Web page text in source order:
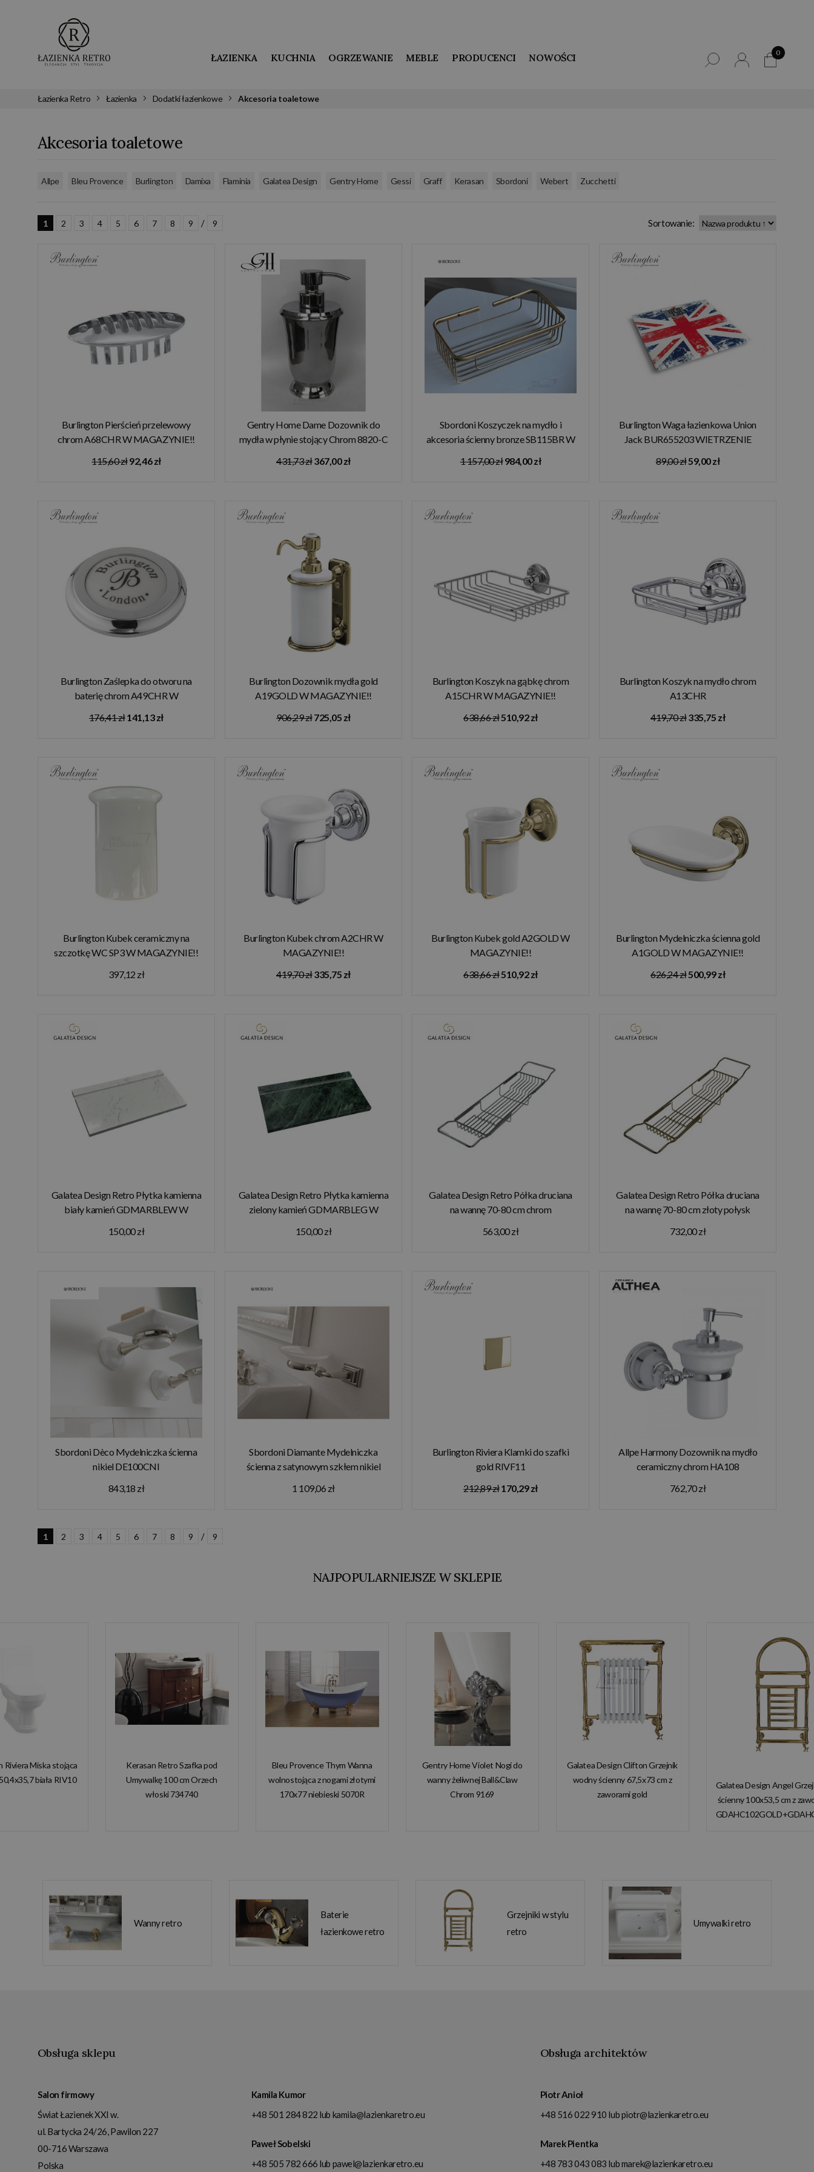
ŁAZIENKA KUCHNIA OGRZEWANIE MEBLE PRODUCENCI NOWOŚCI 0
Łazienka Retro Łazienka Dodatki łazienkowe Akcesoria toaletowe
Akcesoria toaletowe
Allpe Bleu Provence Burlington Damixa Flaminia Galatea Design Gentry Home Gessi Graff Kerasan Sbordoni Webert Zucchetti
1 2 3 4 5 6 7 8 9 / 9 Sortowanie:
Burlington Pierścień przelewowy
chrom A68CHR W MAGAZYNIE!!
115,60 zł92,46 zł
Gentry Home Dame Dozownik do
mydła w płynie stojący Chrom 8820-C
431,73 zł367,00 zł
Sbordoni Koszyczek na mydło i
akcesoria ścienny bronze SB115BR W
1 157,00 zł984,00 zł
Burlington Waga łazienkowa Union
Jack BUR655203 WIETRZENIE
89,00 zł59,00 zł
Burlington Zaślepka do otworu na
baterię chrom A49CHR W
176,41 zł141,13 zł
Burlington Dozownik mydła gold
A19GOLD W MAGAZYNIE!!
906,29 zł725,05 zł
Burlington Koszyk na gąbkę chrom
A15CHR W MAGAZYNIE!!
638,66 zł510,92 zł
Burlington Koszyk na mydło chrom
A13CHR
419,70 zł335,75 zł
Burlington Kubek ceramiczny na
szczotkę WC SP3 W MAGAZYNIE!!
397,12 zł
Burlington Kubek chrom A2CHR W
MAGAZYNIE!!
419,70 zł335,75 zł
Burlington Kubek gold A2GOLD W
MAGAZYNIE!!
638,66 zł510,92 zł
Burlington Mydelniczka ścienna gold
A1GOLD W MAGAZYNIE!!
626,24 zł500,99 zł
Galatea Design Retro Płytka kamienna
biały kamień GDMARBLEW W
150,00 zł
Galatea Design Retro Płytka kamienna
zielony kamień GDMARBLEG W
150,00 zł
Galatea Design Retro Półka druciana
na wannę 70-80 cm chrom
563,00 zł
Galatea Design Retro Półka druciana
na wannę 70-80 cm złoty połysk
732,00 zł
Sbordoni Dèco Mydelniczka ścienna
nikiel DE100CNI
843,18 zł
Sbordoni Diamante Mydelniczka
ścienna z satynowym szkłem nikiel
1 109,06 zł
Burlington Riviera Klamki do szafki
gold RIVF11
212,89 zł170,29 zł
Allpe Harmony Dozownik na mydło
ceramiczny chrom HA108
762,70 zł
1 2 3 4 5 6 7 8 9 / 9
NAJPOPULARNIEJSZE W SKLEPIE
Riviera Miska stojąca
biała RIV10
Kerasan Retro Szafka pod
Umywalkę 100 cm Orzech
włoski 734740
Bleu Provence Thym Wanna
wolnostojąca z nogami złotymi
170x77 niebieski 5070R
Gentry Home Violet Nogi do
wanny żeliwnej Ball&Claw
Chrom 9169
Galatea Design Clifton Grzejnik
wodny ścienny 67,5x73 cm z
zaworami gold
Galatea Design Angel
ścienny 100x53,5 cm z
Wanny retro
Baterie
łazienkowe retro
Grzejniki w stylu
retro
Umywalki retro
Obsługa sklepu
Salon firmowy
Świat Łazienek XXI w.
ul. Bartycka 24/26, Pawilon 227
00-716Warszawa
Polska
Kamila Kumor
+48 501 284 822 lub kamila@lazienkaretro.eu
Paweł Sobelski
+48 505 782 666 lub pawel@lazienkaretro.eu
Obsługa architektów
Piotr Anioł
+48 516 022 910 lubpiotr@lazienkaretro.eu
Marek Pientka
+48 783 043 083 lubmarek@lazienkaretro.eu